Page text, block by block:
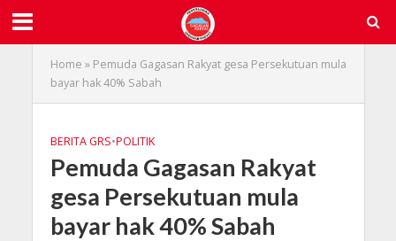
Home » Pemuda Gagasan Rakyat gesa Persekutuan mula
bayar hak 40% Sabah
BERITA GRS•POLITIK
Pemuda Gagasan Rakyat
gesa Persekutuan mula
bayar hak 40% Sabah